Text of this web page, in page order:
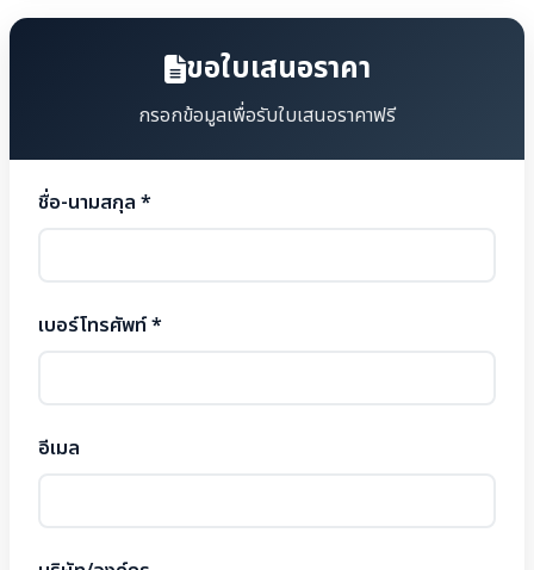
ขอใบเสนอราคา
กรอกข้อมูลเพื่อรับใบเสนอราคาฟรี
ชื่อ-นามสกุล *
เบอร์โทรศัพท์ *
อีเมล